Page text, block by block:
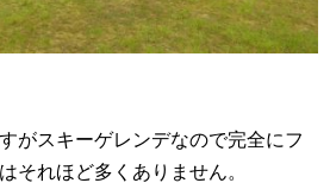
がスキーゲレンデなので完全にフ
それほど多くありません。